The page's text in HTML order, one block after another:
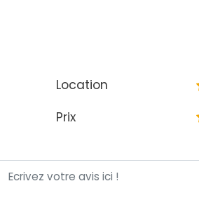
Location
Prix